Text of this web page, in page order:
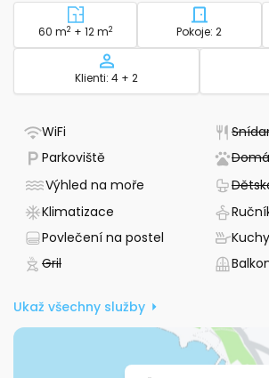
Plocha - ubytování
60 m2 + 12 m2 Počet
Pokoje: 2
Kapacita
Klienti: 4 + 2
WiFi
Parkoviště - Parkování k dispozici
Výhled na moře - Ubytování -
Klimatizace
Povlečení na postel - Povlečení
Gril- Nedostupné
Ukaž všechny služby